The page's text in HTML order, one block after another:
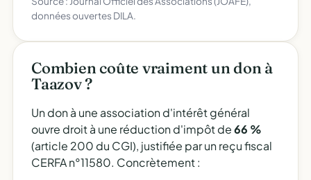
données ouvertes DILA.
Combien coûte vraiment un don à
Taazov ?
Un don à une association d'intérêt général
ouvre droit à une réduction d'impôt de66 %
(article 200 du CGI), justifiée par un reçu fiscal
CERFA n°11580. Concrètement :